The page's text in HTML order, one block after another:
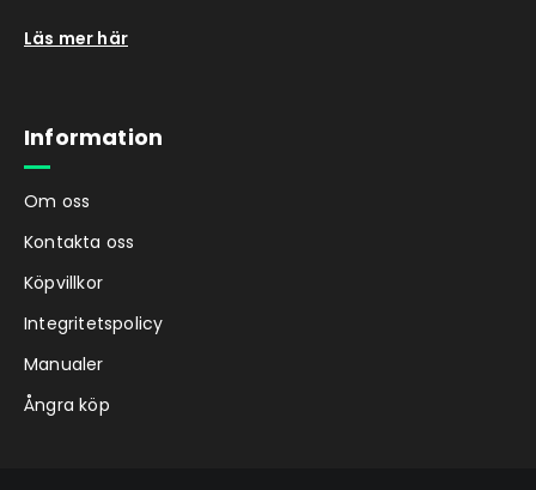
Läs mer här
Information
Om oss
Kontakta oss
Köpvillkor
Integritetspolicy
Manualer
Ångra köp